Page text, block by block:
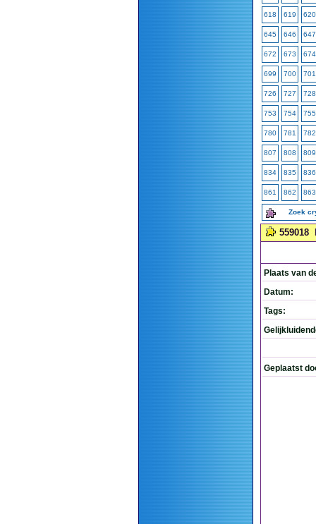
618 619 620
645 646 647
672 673 674
699 700 701
726 727 728
753 754 755
780 781 782
807 808 809
834 835 836
861 862 863
Zoek
559018
Plaats van
Datum:
Tags:
Geplaatst